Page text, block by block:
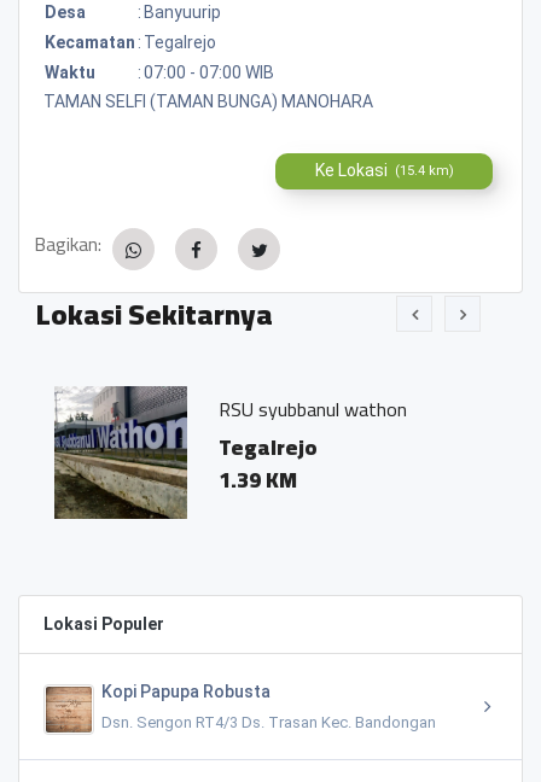
Desa
: Banyuurip
Kecamatan : Tegalrejo
Waktu
:07:00 - 07:00 WIB
TAMAN SELFI (TAMAN BUNGA) MANOHARA
Ke Lokasi (15.4 km)
Bagikan:
Lokasi Sekitarnya
RSU syubbanul wathon
Tegalrejo
1.39 KM
Lokasi Populer
Kopi Papupa Robusta
Dsn. Sengon RT4/3 Ds. Trasan Kec. Bandongan